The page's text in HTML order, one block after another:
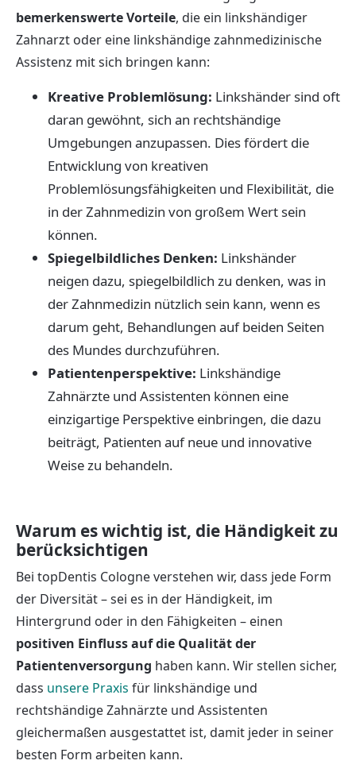
bemerkenswerte Vorteile, die ein linkshändiger
Zahnarzt oder eine linkshändige zahnmedizinische
Assistenz mit sich bringen kann:
Kreative Problemlösung: Linkshänder sind oft
daran gewöhnt, sich an rechtshändige
Umgebungen anzupassen. Dies fördert die
Entwicklung von kreativen
Problemlösungsfähigkeiten und Flexibilität, die
in der Zahnmedizin von großem Wert sein
können.
Spiegelbildliches Denken: Linkshänder
neigen dazu, spiegelbildlich zu denken, was in
der Zahnmedizin nützlich sein kann, wenn es
darum geht, Behandlungen auf beiden Seiten
des Mundes durchzuführen.
Patientenperspektive: Linkshändige
Zahnärzte und Assistenten können eine
einzigartige Perspektive einbringen, die dazu
beiträgt, Patienten auf neue und innovative
Weise zu behandeln.
Warum es wichtig ist, die Händigkeit zu
berücksichtigen
Bei topDentis Cologne verstehen wir, dass jede Form
der Diversität – sei es in der Händigkeit, im
Hintergrund oder in den Fähigkeiten – einen
positiven Einfluss auf die Qualität der
Patientenversorgung haben kann. Wir stellen sicher,
dass unsere Praxis für linkshändige und
rechtshändige Zahnärzte und Assistenten
gleichermaßen ausgestattet ist, damit jeder in seiner
besten Form arbeiten kann.